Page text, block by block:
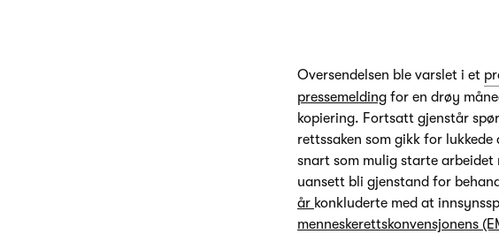
Oversendelsen ble varslet i et
pressemelding for en drøy
kopiering. Fortsatt gjenstår
rettssaken som gikk for lukkede
snart som mulig starte arbeidet
uansett bli gjenstand for
år konkluderte med at
menneskerettskonvensjonens